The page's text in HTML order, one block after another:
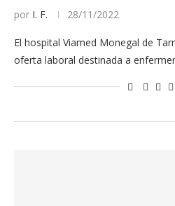
por I. F. 28/11/2022
El hospital Viamed Monegal de
oferta laboral destinada a